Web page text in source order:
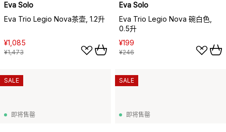
Eva Solo
Eva Trio Legio Nova茶壶, 1.2升
¥1,085
¥1,473
Eva Solo
Eva Trio Legio Nova 碗白色,
0.5升
¥199
¥246
即将售罄
SALE
即将售罄
SALE